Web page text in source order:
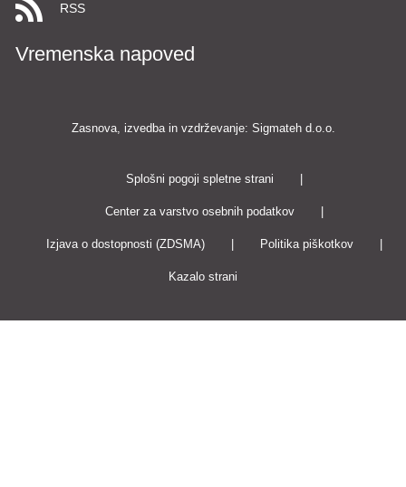
RSS
Vremenska napoved
Zasnova, izvedba in vzdrževanje: Sigmateh d.o.o.
Splošni pogoji spletne strani
Center za varstvo osebnih podatkov
Izjava o dostopnosti (ZDSMA) Politika piškotkov
Kazalo strani